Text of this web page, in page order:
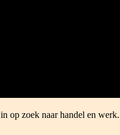
zoek naar handel en